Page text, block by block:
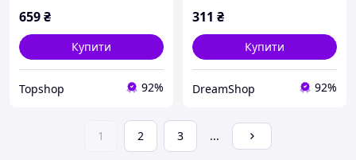
659₴
Купити
Topshop 92%
311 ₴
Купити
DreamShop 92%
1 2 3 ...